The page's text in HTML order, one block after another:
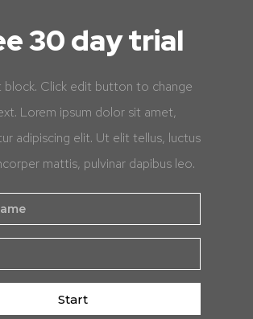
30 day trial
block. Click edit button to change
Lorem ipsum dolor sit amet,
adipiscing elit. Ut elit tellus, luctus
mattis, pulvinar dapibus leo.
Start